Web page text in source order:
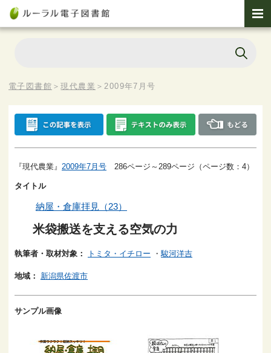
電子図書館 ＞現代農業 ＞2009年7月号
『現代農業』 2009年7月号 286ページ～289ページ（ページ数：4）
タイトル
納屋・倉庫拝見（23）
米袋搬送を支える空気の力
執筆者・取材対象： トミタ・イチロー ・ 駿河洋吉
地域： 新潟県佐渡市
サンプル画像